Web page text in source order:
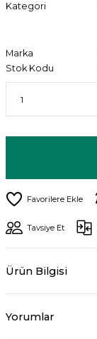
Kategori
Marka
Stok Kodu
Tavsiye Et
Ürün Bilgisi
Yorumlar